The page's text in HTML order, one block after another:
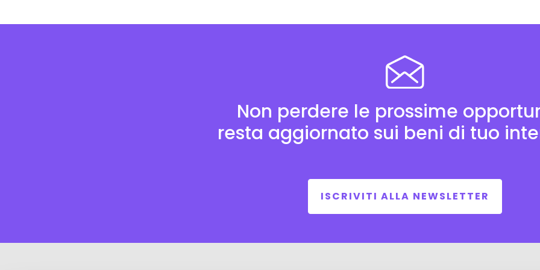
Non perdere le prossime
resta aggiornato sui beni di tuo
ISCRIVITI ALLA NEWSLETTER